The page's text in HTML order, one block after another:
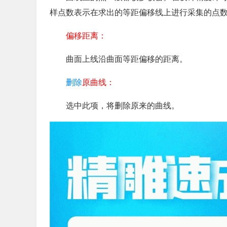
样点数表示在求出的等距偏移线上进行采集的点
偏移距离：
曲面上线沿曲面等距偏移的距离。
删除原曲线：
选中此项，将删除原来的曲线。